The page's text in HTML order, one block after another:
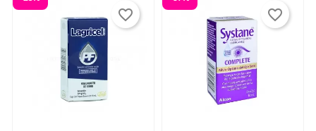
favorite_border favorite_border